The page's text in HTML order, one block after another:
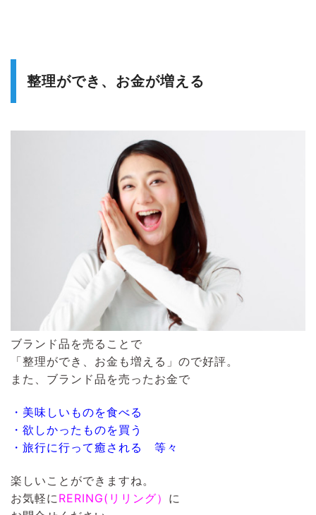
整理ができ、お金が増える
ブランド品を売ることで
「整理ができ、お金も増える」ので好評。
また、ブランド品を売ったお金で
・美味しいものを食べる
・欲しかったものを買う
・旅行に行って癒される 等々
楽しいことができますね。
お気軽に RERING(リリング） に